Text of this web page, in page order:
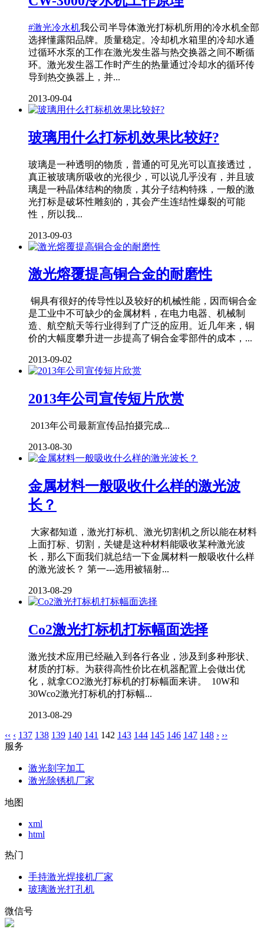
#激光冷水机我公司半导体激光打标机所用的冷水机全部
选择懂露阳品牌。质量稳定。冷却机水箱里的冷却水通
过循环水泵的工作在激光发生器与热交换器之间不断循
环。激光发生器工作时产生的热量通过冷却水的循环传
导到热交换器上，并...
2013-09-04
玻璃用什么打标机效果比较好?
玻璃是一种透明的物质，普通的可见光可以直接透过，
真正被玻璃所吸收的光很少，可以说几乎没有，并且玻
璃是一种晶体结构的物质，其分子结构特殊，一般的激
光打标是破坏性雕刻的，其会产生连结性爆裂的可能
性，所以我...
2013-09-03
激光熔覆提高铜合金的耐磨性
铜具有很好的传导性以及较好的机械性能，因而铜合金
是工业中不可缺少的金属材料，在电力电器、机械制
造、航空航天等行业得到了广泛的应用。近几年来，铜
价的大幅度攀升进一步提高了铜合金零部件的成本，...
2013-09-02
2013年公司宣传短片欣赏
2013年公司最新宣传品拍摄完成...
2013-08-30
金属材料一般吸收什么样的激光波
长？
大家都知道，激光打标机、激光切割机之所以能在材料
上面打标、切割，关键是这种材料能吸收某种激光波
长，那么下面我们就总结一下金属材料一般吸收什么样
的激光波长？ 第一---选用被辐射...
2013-08-29
Co2激光打标机打标幅面选择
激光技术应用已经融入到各行各业，涉及到多种形状、
材质的打标。为获得高性价比在机器配置上会做出优
化，就拿CO2激光打标机的打标幅面来讲。 10W和
30Wco2激光打标机的打标幅...
2013-08-29
‹‹ ‹ 137 138 139 140 141 142 143 144 145 146 147 148 › ››
服务
激光刻字加工
激光除锈机厂家
地图
xml
html
热门
手持激光焊接机厂家
玻璃激光打孔机
微信号